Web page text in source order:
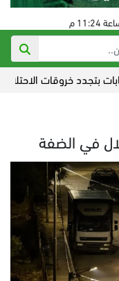
بتجدد خروقات الاحتلال
في الضفة